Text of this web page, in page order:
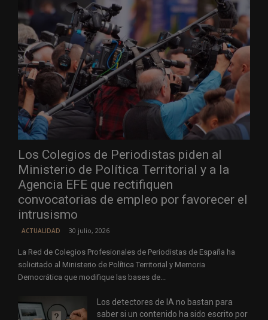
Los Colegios de Periodistas piden al
Ministerio de Política Territorial y a la
Agencia EFE que rectifiquen
convocatorias de empleo por favorecer el
intrusismo
ACTUALIDAD 30 julio, 2026
La Red de Colegios Profesionales de Periodistas de España ha
solicitado al Ministerio de Política Territorial y Memoria
Democrática que modifique las bases de...
Los detectores de IA no bastan para
saber si un contenido ha sido escrito por